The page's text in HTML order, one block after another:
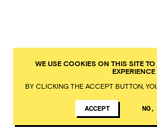
WE USE COOKIES ON THIS SITE
EXPERIENCE
BY CLICKING THE ACCEPT BUTTON,
ACCEPT NO,